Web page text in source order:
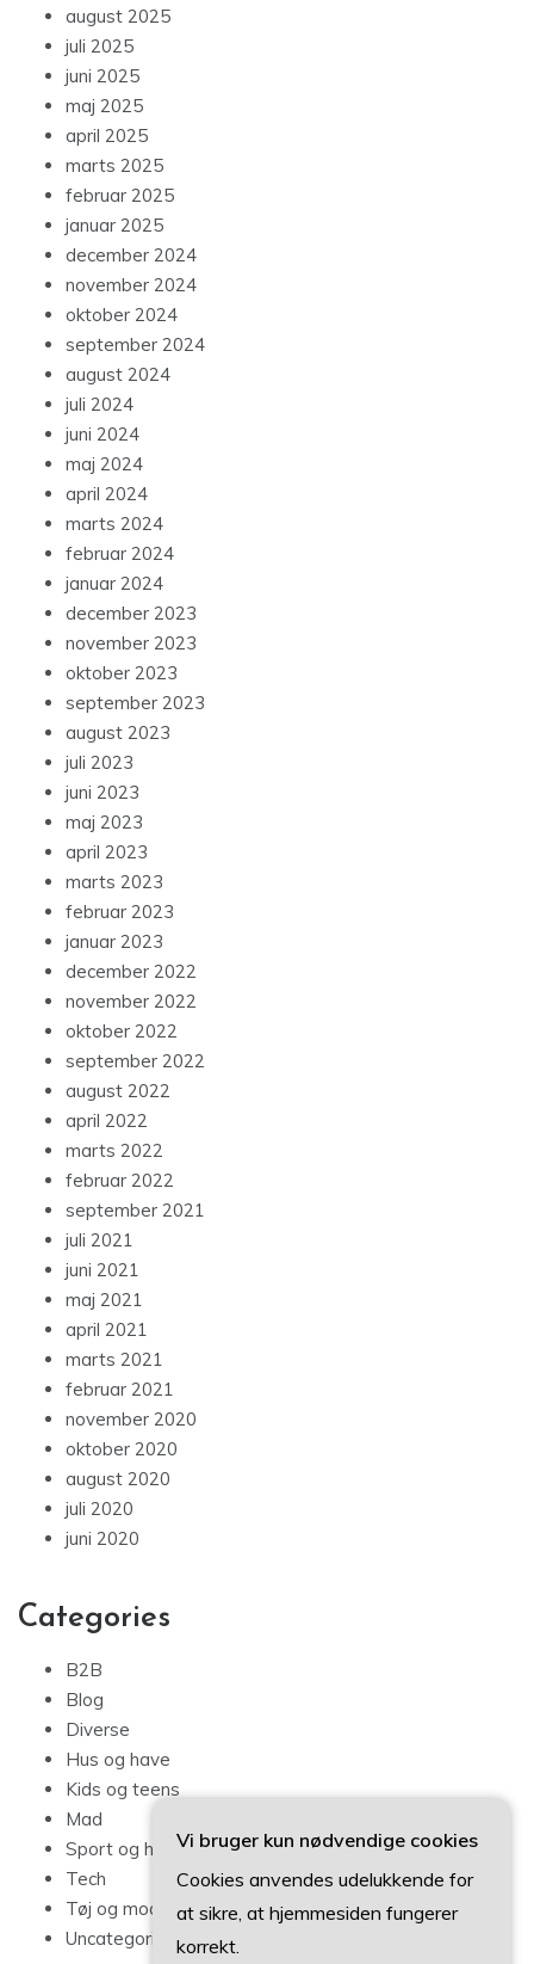
august 2025
juli 2025
juni 2025
maj 2025
april 2025
marts 2025
februar 2025
januar 2025
december 2024
november 2024
oktober 2024
september 2024
august 2024
juli 2024
juni 2024
maj 2024
april 2024
marts 2024
februar 2024
januar 2024
december 2023
november 2023
oktober 2023
september 2023
august 2023
juli 2023
juni 2023
maj 2023
april 2023
marts 2023
februar 2023
januar 2023
december 2022
november 2022
oktober 2022
september 2022
august 2022
april 2022
marts 2022
februar 2022
september 2021
juli 2021
juni 2021
maj 2021
april 2021
marts 2021
februar 2021
november 2020
oktober 2020
august 2020
juli 2020
juni 2020
Categories
B2B
Blog
Diverse
Hus og have
Kids og teens
Mad
Sport og hobby
Tech
Tøj og mode
Uncategorized
Vi bruger kun nødvendige cookies
Cookies anvendes udelukkende for
at sikre, at hjemmesiden fungerer
korrekt.